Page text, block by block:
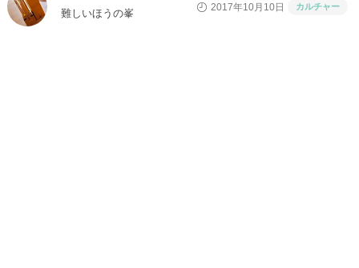
難しいほうの峯
2017年10月10日 カルチャー